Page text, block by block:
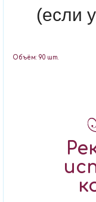
(если
Объём: 90 шт.